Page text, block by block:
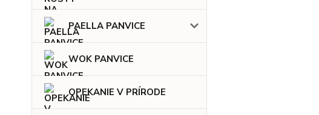
PAELLA PANVICE
WOK PANVICE
OPEKANIE V PRÍRODE